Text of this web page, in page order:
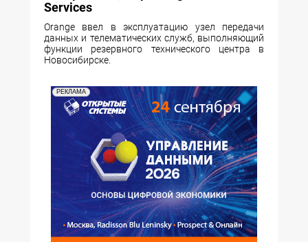
Services
Orange ввел в эксплуатацию узел передачи
данных и телематических служб, выполняющий
функции резервного технического центра в
Новосибирске.
РЕКЛАМА